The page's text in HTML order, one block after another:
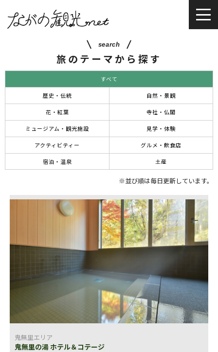
search
旅のテーマから探す
すべて
歴史・伝統 自然・景観
花・紅葉 寺社・仏閣
ミュージアム・観光施設 見学・体験
アクティビティー グルメ・飲食店
宿泊・温泉 土産
※並び順は毎日更新しています。
鬼無里エリア
鬼無里の湯 ホテル＆コテージ